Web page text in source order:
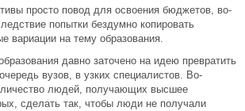
просто повод для освоения бюджетов, во-
попытки бездумно копировать
вариации на тему образования.
давно заточено на идею превратить
вузов, в узких специалистов. Во-
людей, получающих высшее
сделать так, чтобы люди не получали